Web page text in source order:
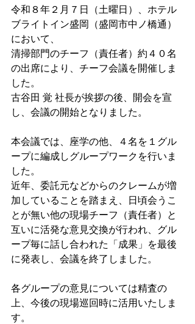
令和８年２月７日（土曜日）、ホテル
ブライトイン盛岡（盛岡市中ノ橋通）
において、
清掃部門のチーフ（責任者）約４０名
の出席により、チーフ会議を開催しま
した。
古谷田 覚 社長が挨拶の後、開会を宣
し、会議の開始となりました。
本会議では、座学の他、４名を１グル
ープに編成しグループワークを行いま
した。
近年、委託元などからのクレームが増
加していることを踏まえ、日頃会うこ
とが無い他の現場チーフ（責任者）と
互いに活発な意見交換が行われ、グル
ープ毎に話し合われた「成果」を最後
に発表し、会議を終了しました。
各グループの意見については精査の
上、今後の現場巡回時に活用いたしま
す。